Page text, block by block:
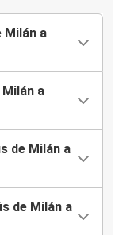
Milán a
a
de Milán a
de Milán a